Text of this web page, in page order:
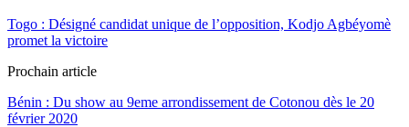
Togo : Désigné candidat unique de l’opposition, Kodjo Agbéyomè
promet la victoire
Prochain article
Bénin : Du show au 9eme arrondissement de Cotonou dès le 20
février 2020